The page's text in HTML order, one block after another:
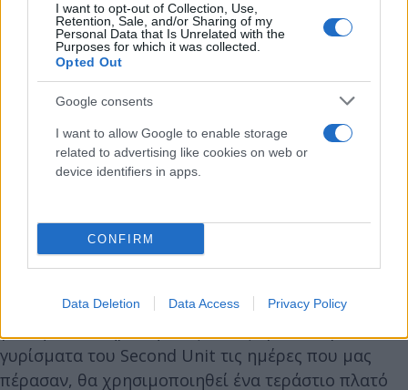
I want to opt-out of Collection, Use,
Retention, Sale, and/or Sharing of my
Personal Data that Is Unrelated with the
Purposes for which it was collected.
Opted Out
Google consents
I want to allow Google to enable storage
related to advertising like cookies on web or
device identifiers in apps.
CONFIRM
Data Deletion Data Access Privacy Policy
4» συνεχίζονται κανονικά στη Θεσσαλονίκη και
στους χώρους που έχει επιλέξει και διαμορφώσει η
γυρίσματα αυτά θα διαρκέσουν δύο εβδομάδες και
για την ολοκλήρωσή τους, όπως έγινε και με τα
γυρίσματα του Second Unit τις ημέρες που μας
πέρασαν, θα χρησιμοποιηθεί ένα τεράστιο πλατό